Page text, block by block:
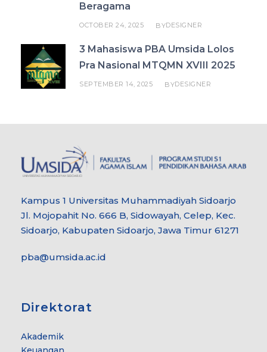
Beragama
OCTOBER 24, 2025 BYDESIGNER
3 Mahasiswa PBA Umsida Lolos
Pra Nasional MTQMN XVIII 2025
SEPTEMBER 14, 2025 BYDESIGNER
Kampus 1 Universitas Muhammadiyah Sidoarjo
Jl. Mojopahit No. 666 B, Sidowayah, Celep, Kec.
Sidoarjo, Kabupaten Sidoarjo, Jawa Timur 61271
pba@umsida.ac.id
Direktorat
Akademik